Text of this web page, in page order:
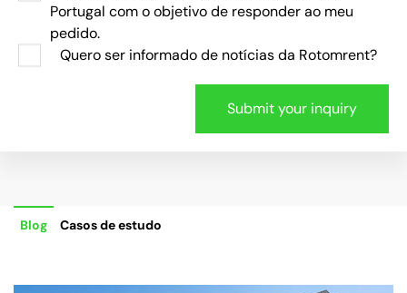
Portugal com o objetivo de responder ao meu
pedido.
Quero ser informado de notícias da Rotomrent?
Blog Casos de estudo